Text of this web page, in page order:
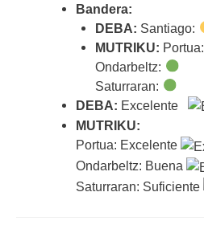
Bandera:
DEBA: Santiago:
MUTRIKU: Portua:
Ondarbeltz:
Saturraran:
DEBA: Excelente
MUTRIKU:
Portua: Excelente
Ondarbeltz: Buena
Saturraran: Suficiente